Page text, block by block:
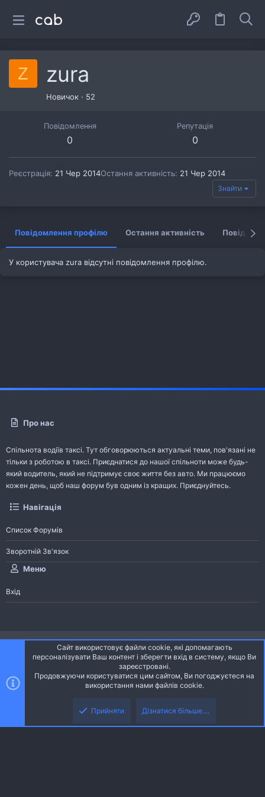
Z zura
Новичок · 52
Повідомлення
0
Репутація
0
Реєстрація 21 Чер 2014Остання активність 21 Чер 2014
Знайти
Повідомлення профілю Остання активність
У користувача zura відсутні повідомлення профілю.
Про нас
Спільнота водіїв таксі. Тут обговорюються актуальні теми, пов'язані не
тільки з роботою в таксі. Приєднатися до нашої спільноти може будь-
який водитель, який не підтримує своє життя без авто. Ми працюємо
кожен день, щоб наш форум був одним із кращих. Приєднуйтесь.
Навігація
Список Форумів
Зворотній Зв'язок
Меню
Вхід
Ніч
Українська (UA)
S
Community platform by XenForo® © 2010-2026 XenForo Ltd.
Community platform by XenForo © 2010-2022 XenForo Ltd. | dev: Pages
Сайт використовує файли cookie, які допомагають
персоналізувати Ваш контент і зберегти вхід в систему, якщо Ви
зареєстровані.
Продовжуючи користуватися цим сайтом, Ви погоджуєтеся на
використання нами файлів cookie.
Прийняти Дізнатися більше....